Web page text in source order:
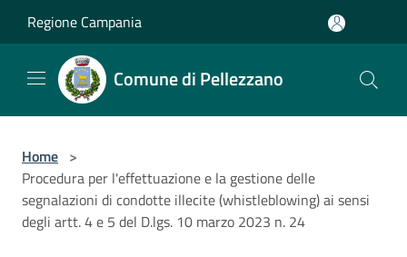
Regione Campania
Comune di Pellezzano
Home >
Procedura per l'effettuazione e la gestione delle
segnalazioni di condotte illecite (whistleblowing) ai sensi
degli artt. 4 e 5 del D.lgs. 10 marzo 2023 n. 24